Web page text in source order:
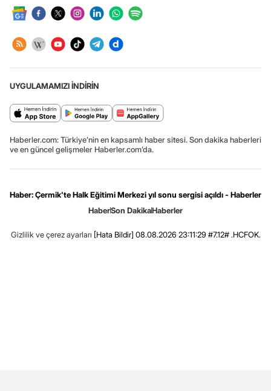
UYGULAMAMIZI İNDİRİN
Haberler.com: Türkiye’nin en kapsamlı haber sitesi. Son dakika haberleri
ve en güncel gelişmeler Haberler.com’da.
Haber: Çermik'te Halk Eğitimi Merkezi yıl sonu sergisi açıldı - Haberler
HaberSon DakikaHaberler
Gizlilik ve çerez ayarları [Hata Bildir] 08.08.2026 23:11:29 #7.12# .HCFOK.